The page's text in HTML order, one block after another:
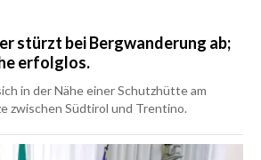
stürzt bei Bergwanderung ab;
erfolglos.
in der Nähe einer Schutzhütte am
zwischen Südtirol und Trentino.